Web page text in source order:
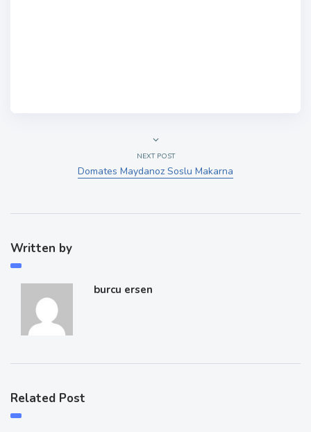
NEXT POST
Domates Maydanoz Soslu Makarna
Written by
burcu ersen
Related Post